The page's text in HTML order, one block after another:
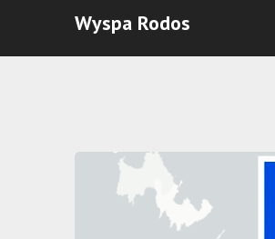
Wyspa Rodos